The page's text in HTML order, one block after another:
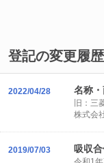
登記の変更履歴
2022/04/28 名称
旧：三
株式会
2019/07/03 吸収